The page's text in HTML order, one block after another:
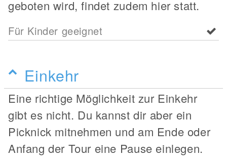
geboten wird, findet zudem hier statt.
Für Kinder geeignet
Einkehr
Eine richtige Möglichkeit zur Einkehr
gibt es nicht. Du kannst dir aber ein
Picknick mitnehmen und am Ende oder
Anfang der Tour eine Pause einlegen.